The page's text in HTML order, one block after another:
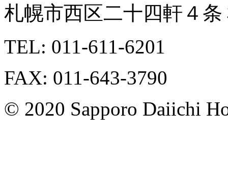
札幌市西区二十四軒４条
TEL: 011-611-6201
FAX: 011-643-3790
© 2020 Sapporo Daiichi